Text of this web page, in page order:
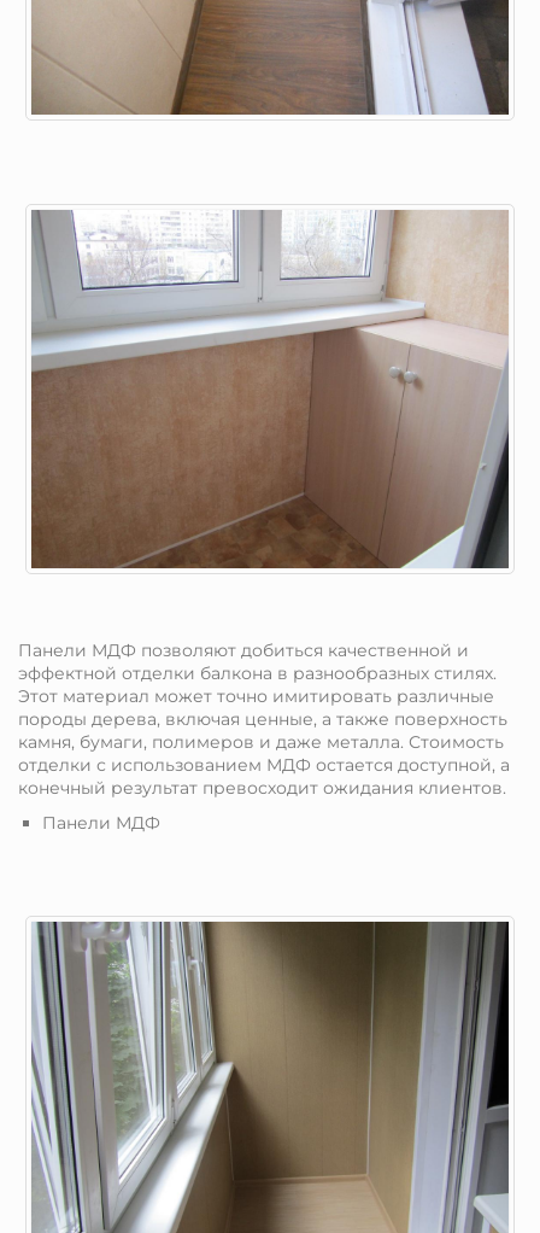
Панели МДФ позволяют добиться качественной и
эффектной отделки балкона в разнообразных стилях.
Этот материал может точно имитировать различные
породы дерева, включая ценные, а также поверхность
камня, бумаги, полимеров и даже металла. Стоимость
отделки с использованием МДФ остается доступной, а
конечный результат превосходит ожидания клиентов.
Панели МДФ